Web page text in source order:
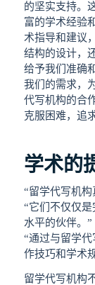
的坚实支持。
富的学术经验
术指导和建议
结构的设计，
给予我们准确
我们的需求，
代写机构的合
克服困难，追
学术的
“留学代写机
“它们不仅仅
水平的伙伴。”
“通过与留学
作技巧和学术
留学代写机构